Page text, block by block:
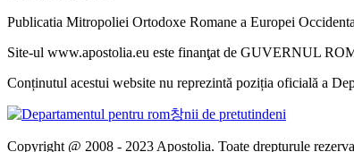
Publicatia Mitropoliei Ortodoxe Romane a Europei
Site-ul www.apostolia.eu este finanţat de GUVERNUL
Conținutul acestui website nu reprezintă poziția oficială a
Copyright @ 2008 - 2023 Apostolia. Toate drepturule